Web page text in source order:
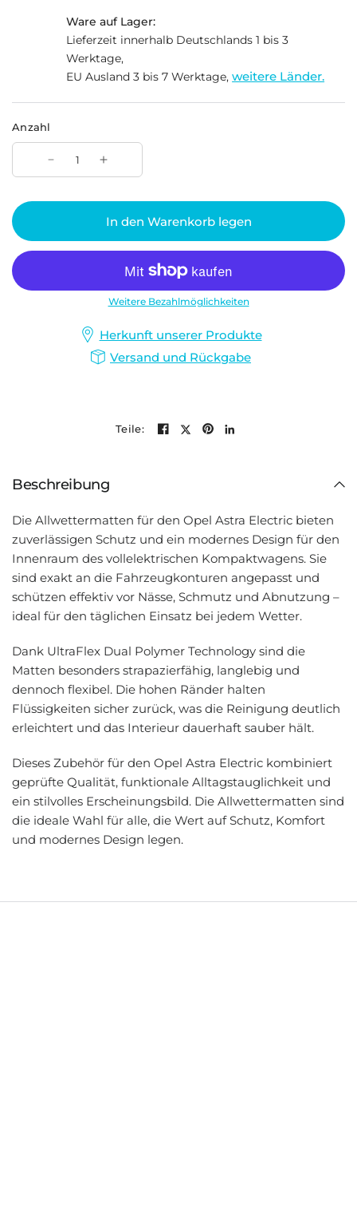
Ware auf Lager:
Lieferzeit innerhalb Deutschlands 1 bis 3
Werktage,
EU Ausland 3 bis 7 Werktage,weitere Länder.
Anzahl
In den Warenkorb legen
Weitere Bezahlmöglichkeiten
Herkunft unserer Produkte
Versand und Rückgabe
Teile:
Beschreibung
Die Allwettermatten für den Opel Astra Electric bieten
zuverlässigen Schutz und ein modernes Design für den
Innenraum des vollelektrischen Kompaktwagens. Sie
sind exakt an die Fahrzeugkonturen angepasst und
schützen effektiv vor Nässe, Schmutz und Abnutzung –
ideal für den täglichen Einsatz bei jedem Wetter.
Dank UltraFlex Dual Polymer Technology sind die
Matten besonders strapazierfähig, langlebig und
dennoch flexibel. Die hohen Ränder halten
Flüssigkeiten sicher zurück, was die Reinigung deutlich
erleichtert und das Interieur dauerhaft sauber hält.
Dieses Zubehör für den Opel Astra Electric kombiniert
geprüfte Qualität, funktionale Alltagstauglichkeit und
ein stilvolles Erscheinungsbild. Die Allwettermatten sind
die ideale Wahl für alle, die Wert auf Schutz, Komfort
und modernes Design legen.